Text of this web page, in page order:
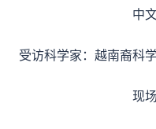
中
受访科学家：越南裔科
现